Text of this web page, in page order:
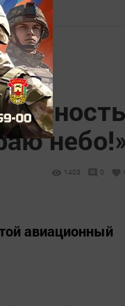
1403 0
авиационный